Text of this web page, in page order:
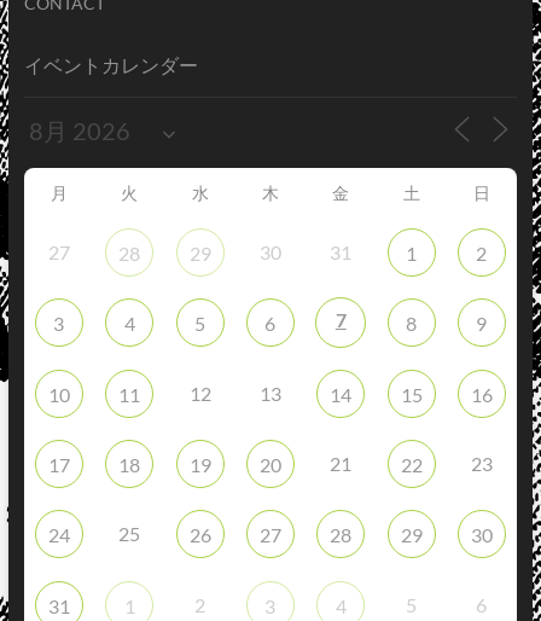
イベントカレンダー
月 火 水 木 金 土 日
27 28 29 30 31 1 2
3 4 5 6 7 8 9
10 11 12 13 14 15 16
17 18 19 20 21 22 23
24 25 26 27 28 29 30
31 1 2 3 4 5 6